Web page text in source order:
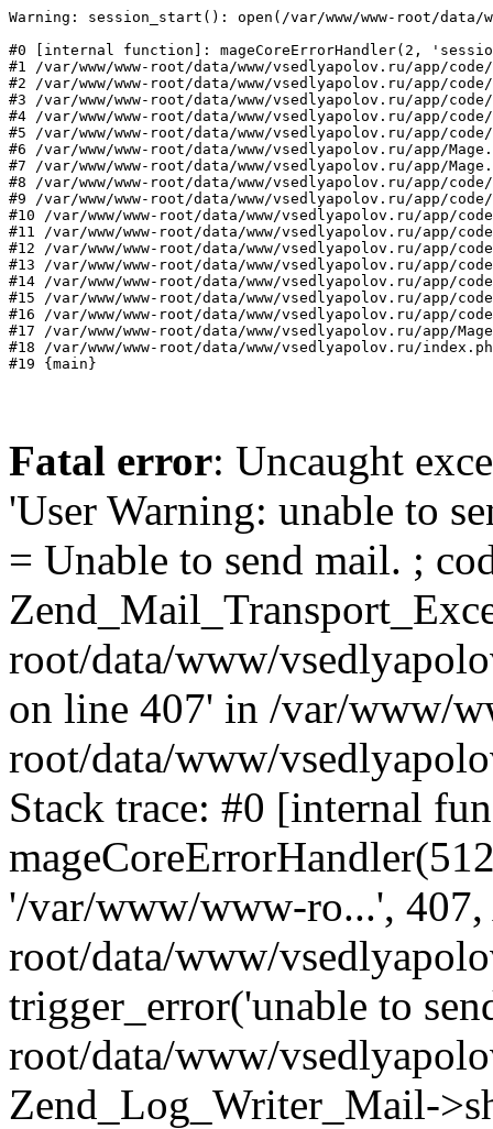
Warning: session_start(): open(/var/www/www-root/data/
#0 [internal function]: mageCoreErrorHandler(2,
#1 /var/www/www-root/data/www/vsedlyapolov.ru/app/
#2 /var/www/www-root/data/www/vsedlyapolov.ru/app/
#3 /var/www/www-root/data/www/vsedlyapolov.ru/app/
#4 /var/www/www-root/data/www/vsedlyapolov.ru/app/
#5 /var/www/www-root/data/www/vsedlyapolov.ru/app/
#6 /var/www/www-root/data/www/vsedlyapolov.ru/app/
#7 /var/www/www-root/data/www/vsedlyapolov.ru/app/
#8 /var/www/www-root/data/www/vsedlyapolov.ru/app/
#9 /var/www/www-root/data/www/vsedlyapolov.ru/app/
#10 /var/www/www-root/data/www/vsedlyapolov.ru/app/
#11 /var/www/www-root/data/www/vsedlyapolov.ru/app/
#12 /var/www/www-root/data/www/vsedlyapolov.ru/app/
#13 /var/www/www-root/data/www/vsedlyapolov.ru/app/
#14 /var/www/www-root/data/www/vsedlyapolov.ru/app/
#15 /var/www/www-root/data/www/vsedlyapolov.ru/app/
#16 /var/www/www-root/data/www/vsedlyapolov.ru/app/
#17 /var/www/www-root/data/www/vsedlyapolov.ru/app/
#18 /var/www/www-root/data/www/vsedlyapolov.ru/
#19 {main}
Fatal error: Uncaught
'User Warning: unable to
= Unable to send mail. ;
root/data/www/
on line 407' in /var/www/
root/data/www/
Stack trace: #0 [internal
'/var/www/www-ro...',
root/data/www/
trigger_error('unable to
root/data/www/
Zend_Log_Writer_Mail-